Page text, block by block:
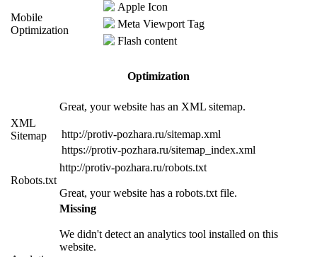
Mobile
Optimization
Apple Icon
Meta Viewport Tag
Flash content
Optimization
XML
Sitemap
Great, your website has an XML sitemap.
http://protiv-pozhara.ru/sitemap.xml
https://protiv-pozhara.ru/sitemap_index.xml
Robots.txt
http://protiv-pozhara.ru/robots.txt
Great, your website has a robots.txt file.
Missing
We didn't detect an analytics tool installed on this
website.